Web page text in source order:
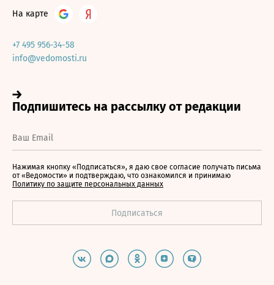
На карте
+7 495 956-34-58
info@vedomosti.ru
Нажимая кнопку «Подписаться», я даю свое согласие получать письма
от «Ведомости» и подтверждаю, что ознакомился и принимаю
Политику по защите персональных данных